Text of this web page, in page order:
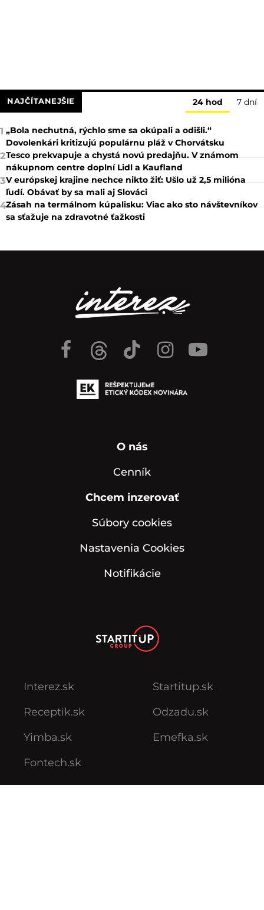
NAJČÍTANEJŠIE 24 hod 7 dní
1 „Bola nechutná, rýchlo sme sa okúpali a odišli.“
Dovolenkári kritizujú populárnu pláž v Chorvátsku
2Tesco prekvapuje a chystá novú predajňu. V známom
nákupnom centre doplní Lidl a Kaufland
3V európskej krajine nechce nikto žiť: Ušlo už 2,5 milióna
ľudí. Obávať by sa mali aj Slováci
4Zásah na termálnom kúpalisku: Viac ako sto návštevníkov
sa sťažuje na zdravotné ťažkosti
O nás
Cenník
Chcem inzerovať
Súbory cookies
Nastavenia Cookies
Notifikácie
Interez.sk
Receptik.sk
Yimba.sk
Fontech.sk
Startitup.sk
Odzadu.sk
Emefka.sk